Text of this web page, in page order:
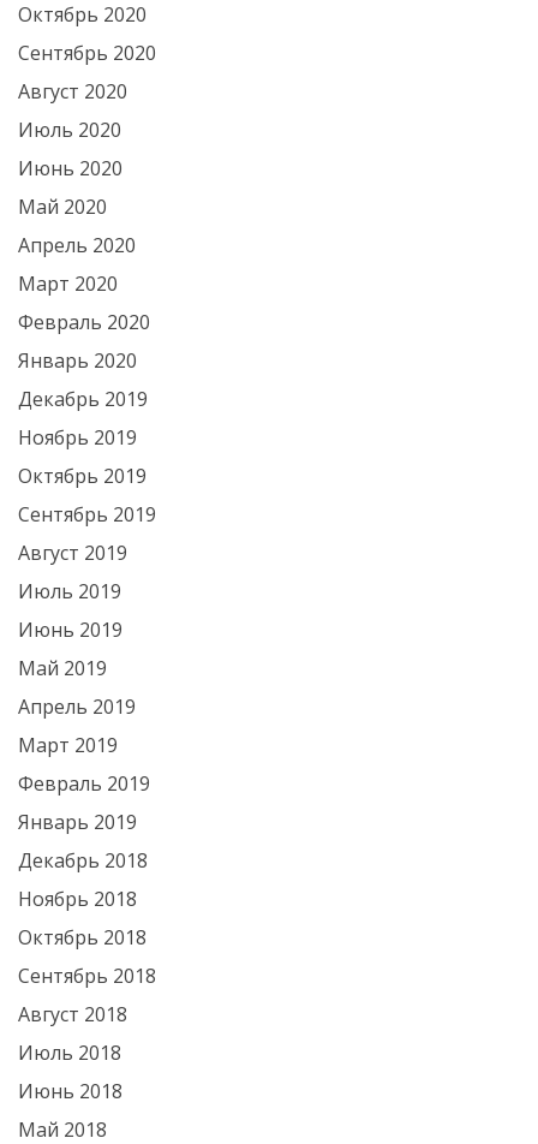
Октябрь 2020
Сентябрь 2020
Август 2020
Июль 2020
Июнь 2020
Май 2020
Апрель 2020
Март 2020
Февраль 2020
Январь 2020
Декабрь 2019
Ноябрь 2019
Октябрь 2019
Сентябрь 2019
Август 2019
Июль 2019
Июнь 2019
Май 2019
Апрель 2019
Март 2019
Февраль 2019
Январь 2019
Декабрь 2018
Ноябрь 2018
Октябрь 2018
Сентябрь 2018
Август 2018
Июль 2018
Июнь 2018
Май 2018